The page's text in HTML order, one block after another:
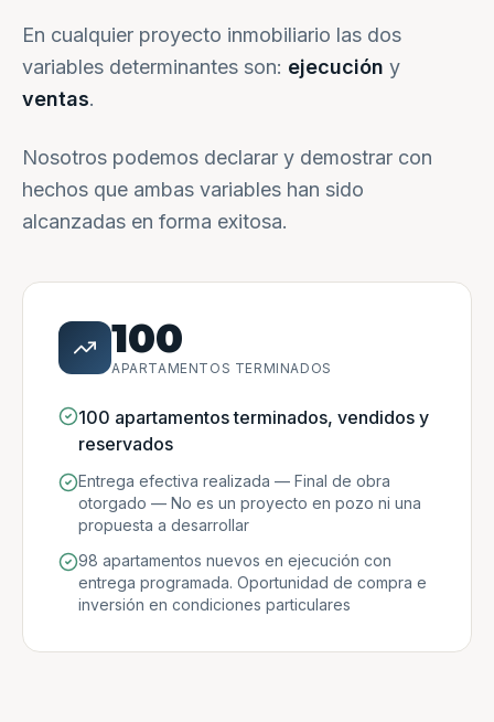
En cualquier proyecto inmobiliario las dos
variables determinantes son: ejecución y
ventas.
Nosotros podemos declarar y demostrar con
hechos que ambas variables han sido
alcanzadas en forma exitosa.
100
APARTAMENTOS TERMINADOS
100 apartamentos terminados, vendidos y
reservados
Entrega efectiva realizada — Final de obra
otorgado — No es un proyecto en pozo ni una
propuesta a desarrollar
98 apartamentos nuevos en ejecución con
entrega programada. Oportunidad de compra e
inversión en condiciones particulares